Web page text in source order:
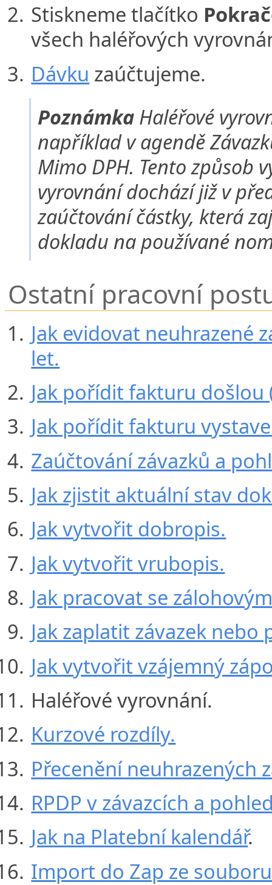
Stiskneme tlačítko
všech haléřových
Dávku zaúčtujeme.
PoznámkaHaléřové
například v agendě
Mimo DPH. Tento způsob
vyrovnání dochází již v
zaúčtování částky, která
dokladu na používané
Ostatní pracovní
Jak evidovat neuhrazené
let.
Jak pořídit fakturu došlou
Jak pořídit fakturu
Zaúčtování závazků a
Jak zjistit aktuální stav
Jak vytvořit dobropis.
Jak vytvořit vrubopis.
Jak pracovat se
Jak zaplatit závazek nebo
Jak vytvořit vzájemný
Haléřové vyrovnání.
Kurzové rozdíly.
Přecenění neuhrazených
RPDP v závazcích a
Jak na Platební kalendář.
Import do Zap ze souboru